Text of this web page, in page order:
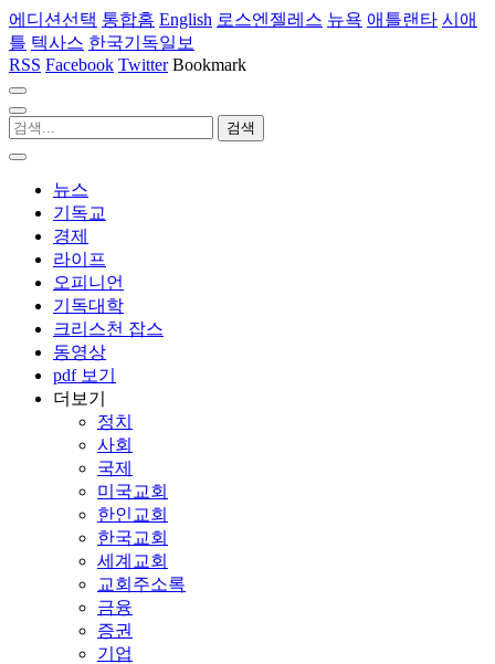
에디션선택 통합홈 English 로스엔젤레스 뉴욕 애틀랜타 시애
틀 텍사스 한국기독일보
RSS Facebook Twitter Bookmark
뉴스
기독교
경제
라이프
오피니언
기독대학
크리스천 잡스
동영상
pdf 보기
더보기
정치
사회
국제
미국교회
한인교회
한국교회
세계교회
교회주소록
금융
증권
기업